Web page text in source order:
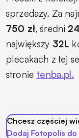
sprzedaży. Za
750 zł, średni
największy 32L
plecakach z tej
stronie tenba.pl.
Chcesz częściej
Dodaj Fotopolis